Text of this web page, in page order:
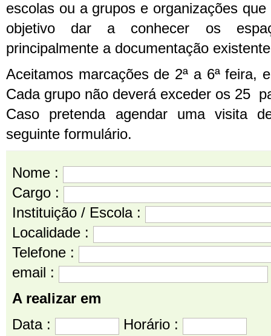
escolas ou a grupos e organizações
objetivo dar a conhecer os
principalmente a documentação
Aceitamos marcações de 2ª a 6ª feira,
Cada grupo não deverá exceder os 25
Caso pretenda agendar uma visita
seguinte formulário.
Nome :
Cargo :
Instituição / Escola :
Localidade :
Telefone :
email :
A realizar em
Data :
Horário :